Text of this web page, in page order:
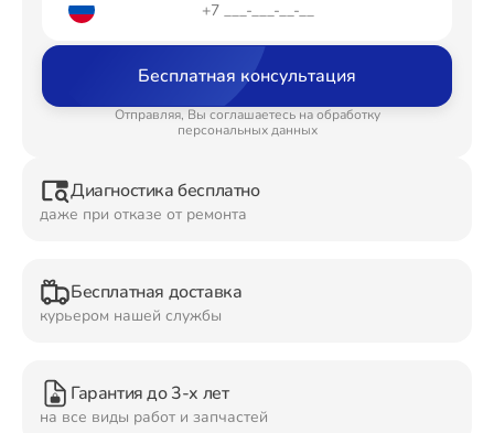
Бесплатная консультация
Отправляя, Вы соглашаетесь на обработку
персональных данных
Диагностика бесплатно
даже при отказе от ремонта
Бесплатная доставка
курьером нашей службы
Гарантия до 3-х лет
на все виды работ и запчастей
Ремонт Планшетов
Ремонт Видеокамер
Ремонт Мониторов
Ремонт Домашних кинотеатров